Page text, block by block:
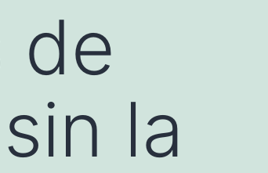
de
la